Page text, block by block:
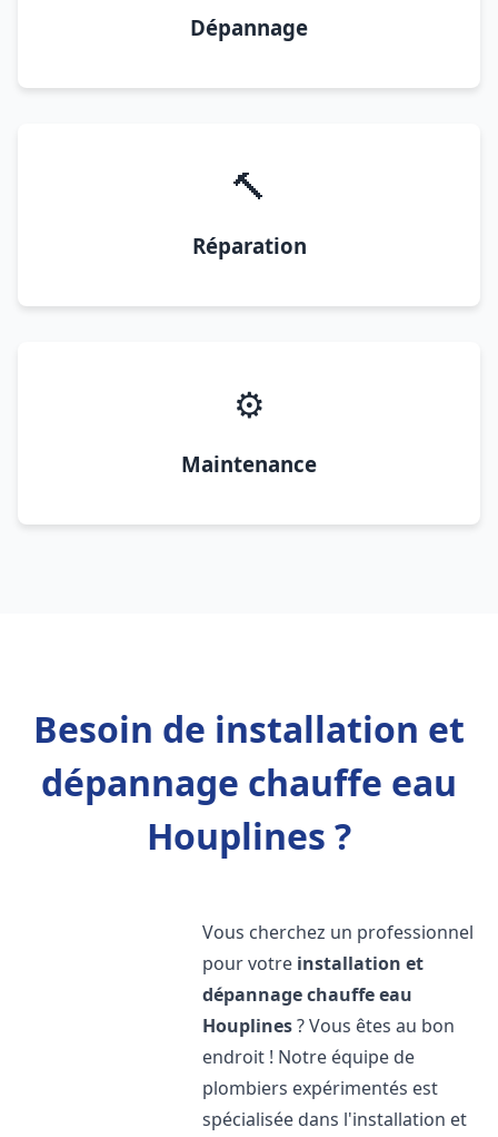
Dépannage
🔨
Réparation
⚙️
Maintenance
Besoin de installation et
dépannage chauffe eau
Houplines ?
Vous cherchez un professionnel
pour votre installation et
dépannage chauffe eau
Houplines? Vous êtes au bon
endroit ! Notre équipe de
plombiers expérimentés est
spécialisée dans l'installation et